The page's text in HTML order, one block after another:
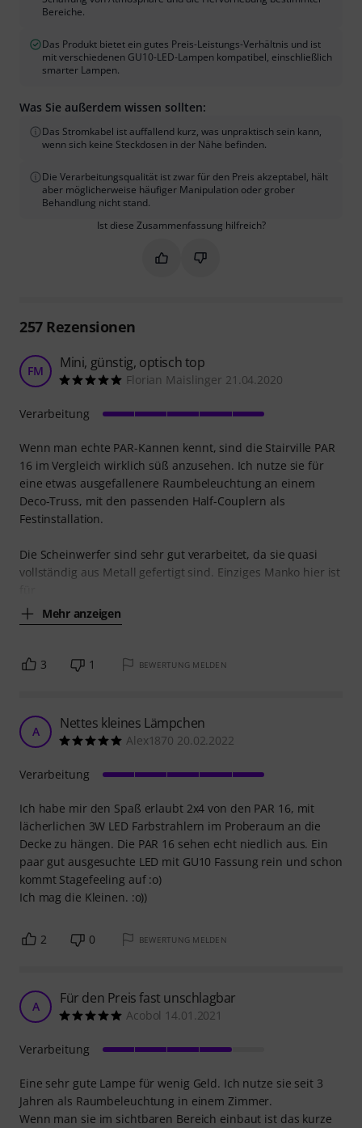
Bereiche.
Das Produkt bietet ein gutes Preis-Leistungs-Verhältnis und ist
mit verschiedenen GU10-LED-Lampen kompatibel, einschließlich
smarter Lampen.
Was Sie außerdem wissen sollten:
Das Stromkabel ist auffallend kurz, was unpraktisch sein kann,
wenn sich keine Steckdosen in der Nähe befinden.
Die Verarbeitungsqualität ist zwar für den Preis akzeptabel, hält
aber möglicherweise häufiger Manipulation oder grober
Behandlung nicht stand.
Ist diese Zusammenfassung hilfreich?
Markieren Sie diese
Markieren Sie diese
257Rezensionen
FM Mini, günstig, optisch top
Florian Maislinger 21.04.2020
Wenn man echte PAR-Kannen kennt, sind die Stairville PAR
16 im Vergleich wirklich süß anzusehen. Ich nutze sie für
eine etwas ausgefallenere Raumbeleuchtung an einem
Deco-Truss, mit den passenden Half-Couplern als
Festinstallation.
Die Scheinwerfer sind sehr gut verarbeitet, da sie quasi
vollständig aus Metall gefertigt sind. Einziges Manko hier ist
Mehr anzeigen
Verarbeitung
3 1 BEWERTUNG MELDEN
A Nettes kleines Lämpchen
Alex1870 20.02.2022
Ich habe mir den Spaß erlaubt 2x4 von den PAR 16, mit
lächerlichen 3W LED Farbstrahlern im Proberaum an die
Decke zu hängen. Die PAR 16 sehen echt niedlich aus. Ein
paar gut ausgesuchte LED mit GU10 Fassung rein und schon
kommt Stagefeeling auf :o)
Ich mag die Kleinen. :o))
Verarbeitung
2 0 BEWERTUNG MELDEN
A Für den Preis fast unschlagbar
Acobol 14.01.2021
Eine sehr gute Lampe für wenig Geld. Ich nutze sie seit 3
Jahren als Raumbeleuchtung in einem Zimmer.
Wenn man sie im sichtbaren Bereich einbaut ist das kurze
Verarbeitung